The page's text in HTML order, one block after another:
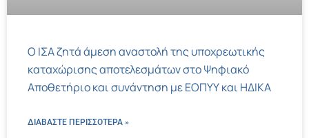
Ο ΙΣΑ ζητά άμεση αναστολή της υποχρεωτικής
καταχώρισης αποτελεσμάτων στο Ψηφιακό
Αποθετήριο και συνάντηση με ΕΟΠΥΥ και ΗΔΙΚΑ
ΔΙΑΒΑΣΤΕ ΠΕΡΙΣΣΌΤΕΡΑ »